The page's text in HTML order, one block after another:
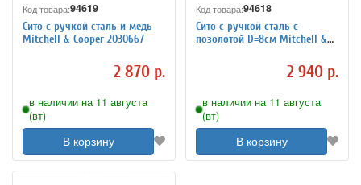
Код товара:94619
Сито с ручкой сталь и медь
Mitchell & Cooper 2030667
2 870 р.
в наличии на 11 августа
(вт)
В корзину
Код товара:94618
Сито с ручкой сталь с
позолотой D=8см Mitchell &
2 940 р.
в наличии на 11 августа
(вт)
В корзину